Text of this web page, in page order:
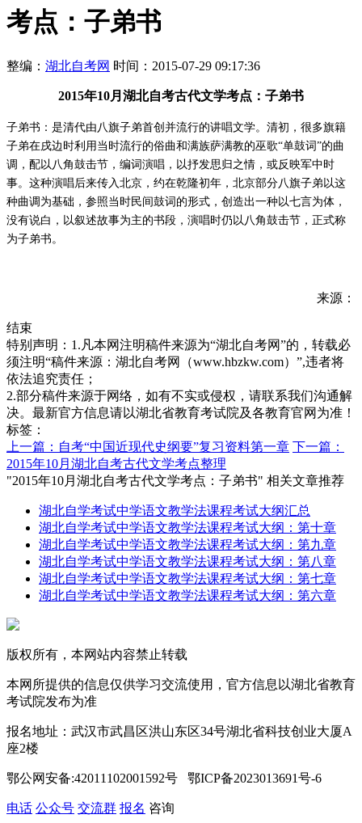
考点：子弟书
整编： 湖北自考网 时间：2015-07-29 09:17:36
2015年10月湖北自考古代文学考点：子弟书
子弟书： 是清代由八旗子弟首创并流行的讲唱文学。清初，很多旗籍
子弟在戌边时利用当时流行的俗曲和满族萨满教的巫歌“单鼓词”的曲
调，配以八角鼓击节，编词演唱，以抒发思归之情，或反映军中时
事。这种演唱后来传入北京，约在乾隆初年，北京部分八旗子弟以这
种曲调为基础，参照当时民间鼓词的形式，创造出一种以七言为体，
没有说白，以叙述故事为主的书段，演唱时仍以八角鼓击节，正式称
为子弟书。
来源：
结束
特别声明：1.凡本网注明稿件来源为“湖北自考网”的，转载必
须注明“稿件来源：湖北自考网（www.hbzkw.com）”,违者将
依法追究责任；
2.部分稿件来源于网络，如有不实或侵权，请联系我们沟通解
决。最新官方信息请以湖北省教育考试院及各教育官网为准！
标签：
上一篇：自考“中国近现代史纲要”复习资料第一章 下一篇：
2015年10月湖北自考古代文学考点整理
"2015年10月湖北自考古代文学考点：子弟书" 相关文章推荐
湖北自学考试中学语文教学法课程考试大纲汇总
湖北自学考试中学语文教学法课程考试大纲：第十章
湖北自学考试中学语文教学法课程考试大纲：第九章
湖北自学考试中学语文教学法课程考试大纲：第八章
湖北自学考试中学语文教学法课程考试大纲：第七章
湖北自学考试中学语文教学法课程考试大纲：第六章
版权所有，本网站内容禁止转载
本网所提供的信息仅供学习交流使用，官方信息以湖北省教育
考试院发布为准
报名地址：武汉市武昌区洪山东区34号湖北省科技创业大厦A
座2楼
鄂公网安备:42011102001592号 鄂ICP备2023013691号-6
电话 公众号 交流群 报名 咨询